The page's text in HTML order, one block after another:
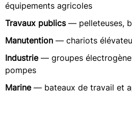
équipements agricoles
Travaux publics— pelleteuses,
Manutention — chariots
Industrie— groupes
pompes
Marine— bateaux de travail et